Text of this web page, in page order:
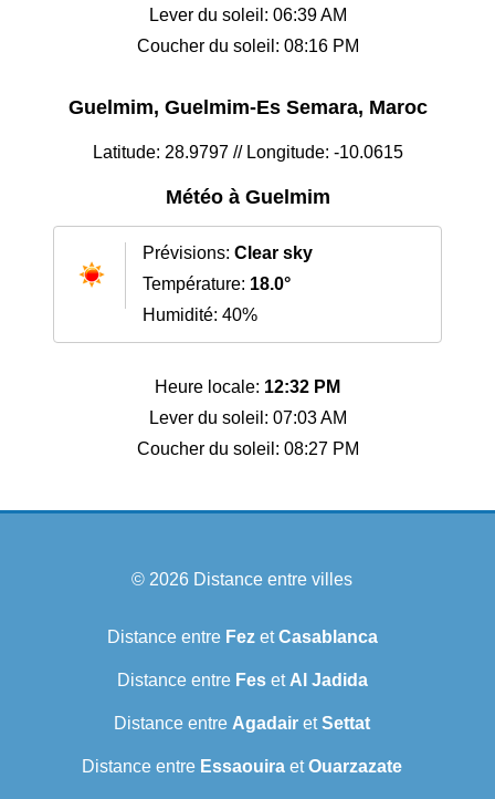
Lever du soleil: 06:39 AM
Coucher du soleil: 08:16 PM
Guelmim, Guelmim-Es Semara, Maroc
Latitude: 28.9797 // Longitude: -10.0615
Météo à Guelmim
Prévisions: Clear sky
Température: 18.0°
Humidité: 40%
Heure locale: 12:32 PM
Lever du soleil: 07:03 AM
Coucher du soleil: 08:27 PM
© 2026 Distance entre villes
Distance entre FezetCasablanca
Distance entre Feset Al Jadida
Distance entre Agadair etSettat
Distance entre Essaouira etOuarzazate